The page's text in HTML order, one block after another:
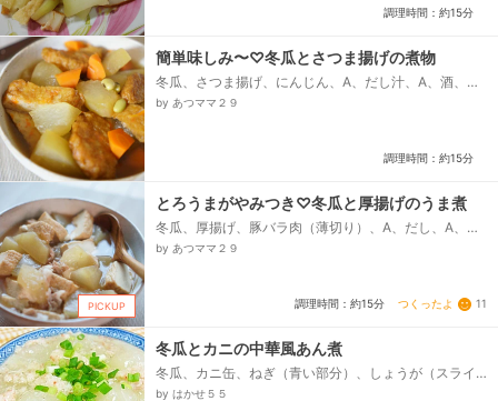
調理時間：約15分
簡単味しみ〜♡冬瓜とさつま揚げの煮物
冬瓜、さつま揚げ、にんじん、A、だし汁、A、酒、
A、しょうゆ、A、みりん、茹でたひたし豆または枝豆
by あつママ２９
調理時間：約15分
PICKUP
とろうまがやみつき♡冬瓜と厚揚げのうま煮
冬瓜、厚揚げ、豚バラ肉（薄切り）、A、だし、A、し
ょうが（すりおろし）、A、しょう油、A、みりん、
by あつママ２９
調理時間：約15分 つくったよ 11
冬瓜とカニの中華風あん煮
冬瓜、カニ缶、ねぎ（青い部分）、しょうが（スライ
ス）、水、酒、塩、鶏がらスープの素、こしょう、水
by はかせ５５